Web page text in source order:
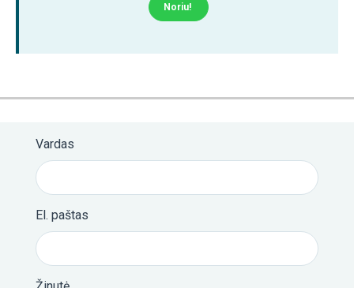
Noriu!
Vardas
El. paštas